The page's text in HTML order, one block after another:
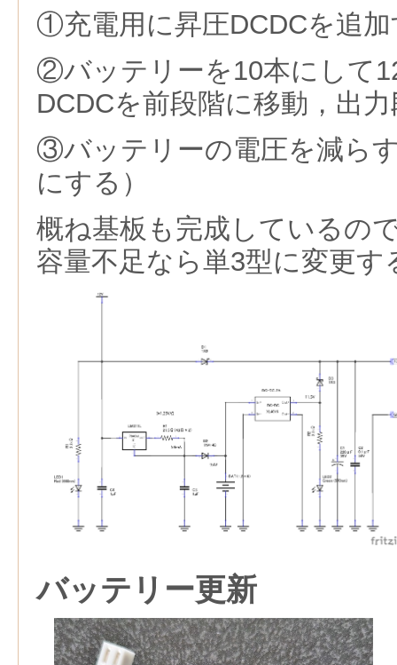
①充電用に昇圧DCDCを追
②バッテリーを10本にして
DCDCを前段階に移動，出
③バッテリーの電圧を減ら
にする）
概ね基板も完成しているの
容量不足なら単3型に変更す
バッテリー更新